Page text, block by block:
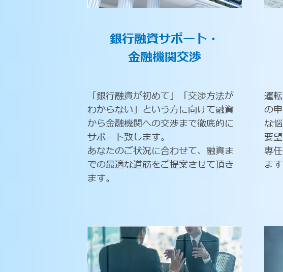
銀行融資サポート・
金融機関交渉
「銀行融資が初めて」「交渉方法が
わからない」という方に向けて融資
から金融機関への交渉まで徹底的に
サポート致します。
あなたのご状況に合わせて、融資ま
での最適な道筋をご提案させて頂き
ます。
運
の
な
要
専
ます